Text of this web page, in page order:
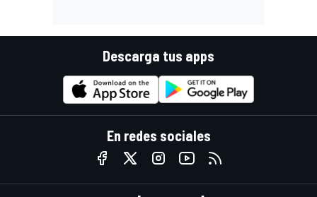
Descarga tus apps
En redes sociales